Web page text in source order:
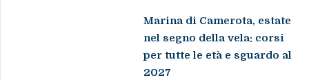
Marina di Camerota, estate
nel segno della vela: corsi
per tutte le età e sguardo al
2027